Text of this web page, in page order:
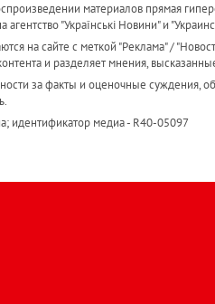
материалов прямая
"Українськi Новини" и
на сайте с меткой "Реклама" /
и разделяет мнения,
за факты и оценочные суждения,
идентификатор медиа - R40-05097